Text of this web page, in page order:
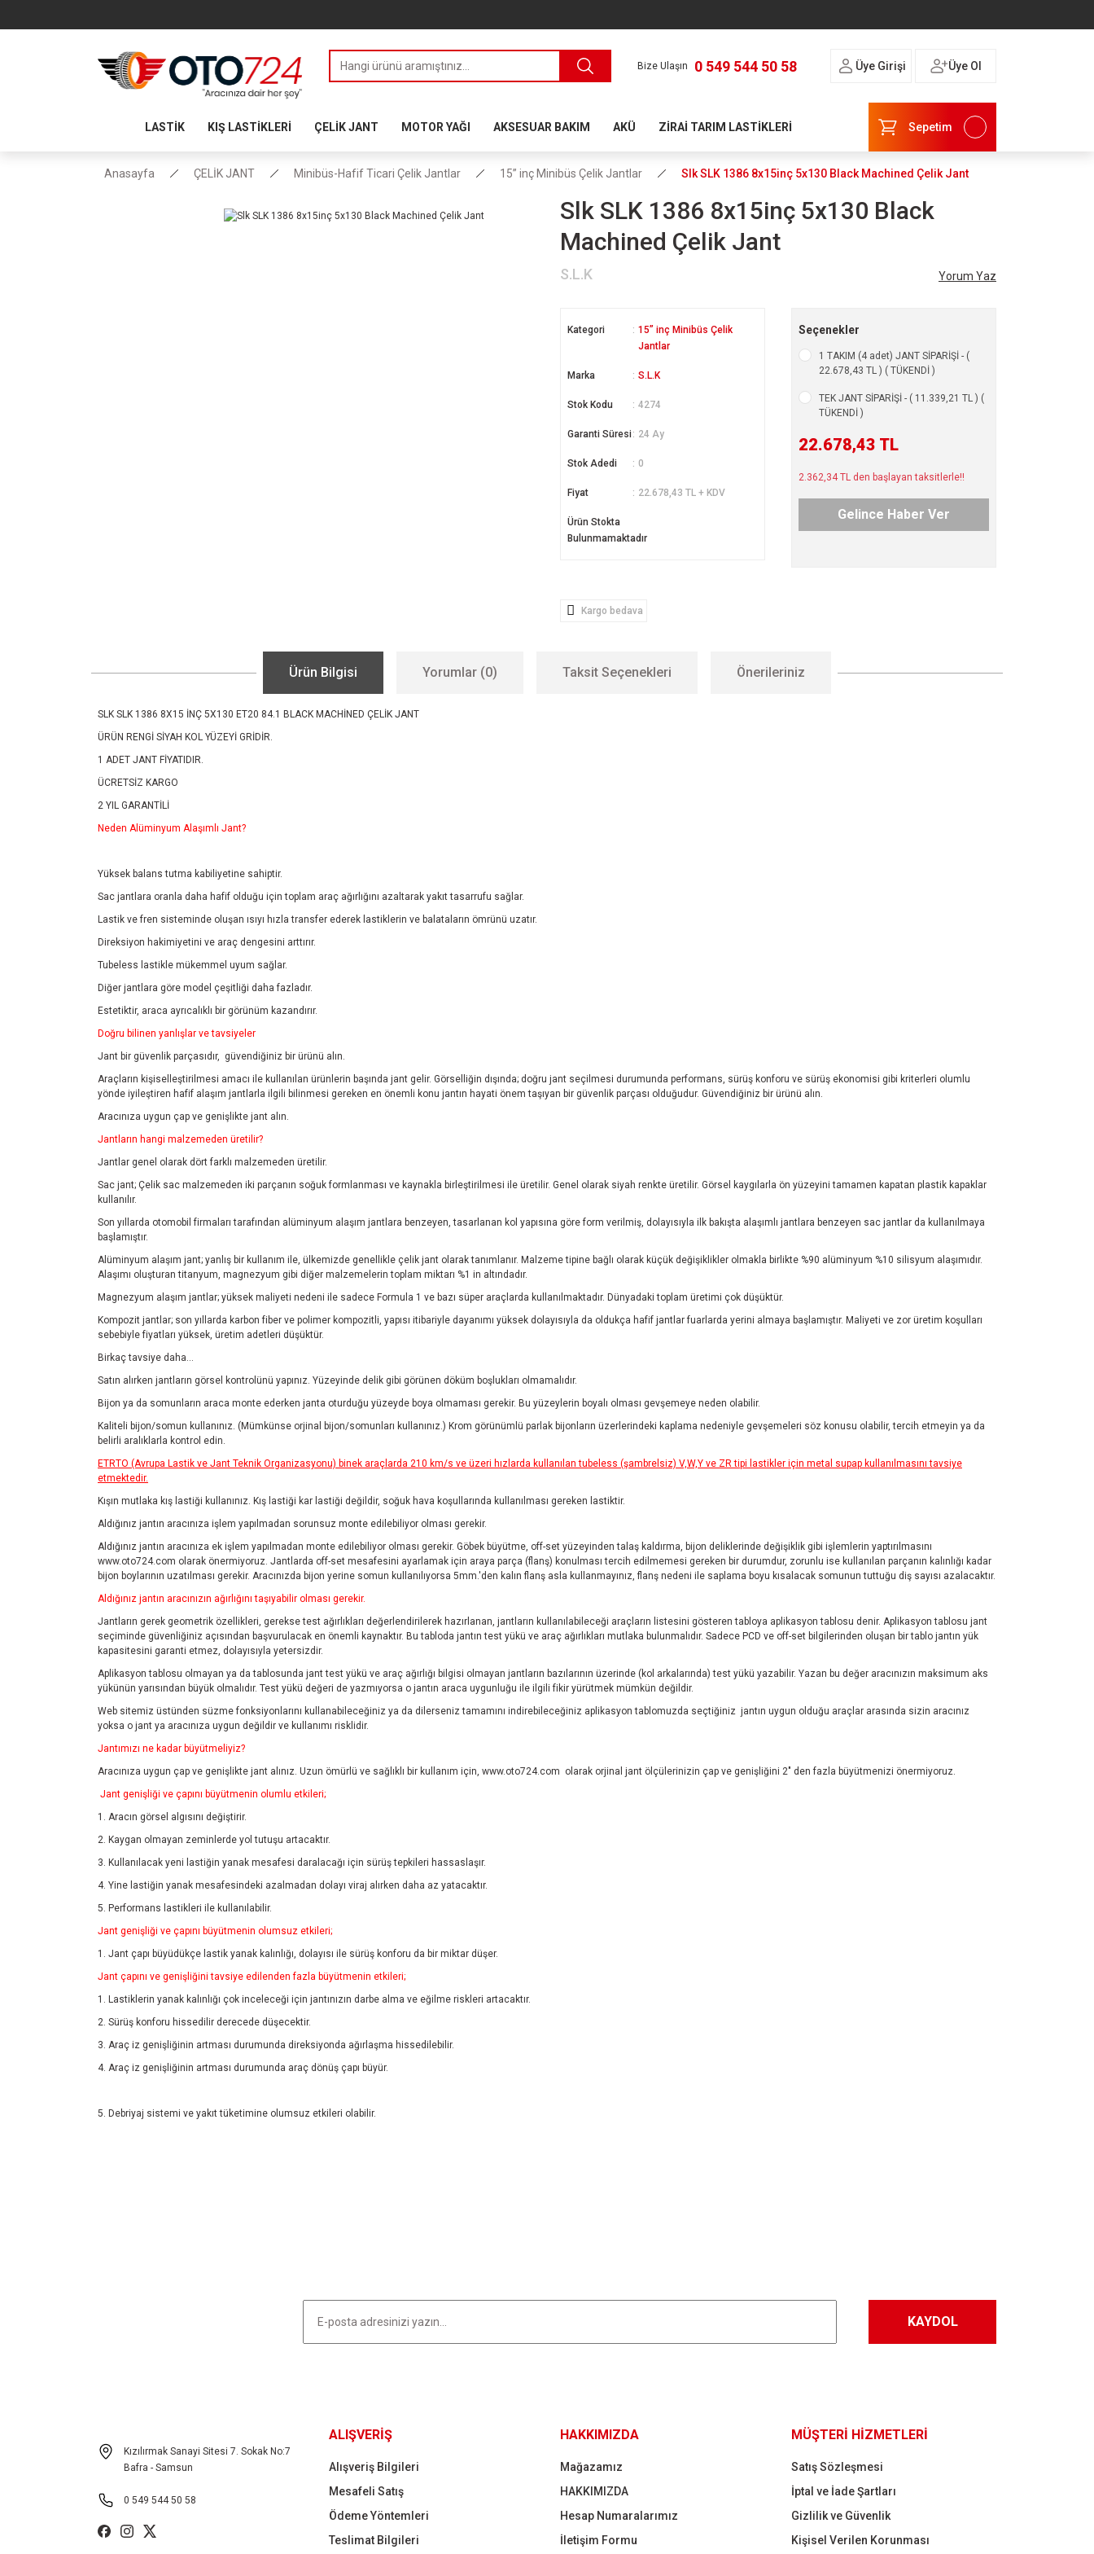
Bize Ulaşın 0 549 544 50 58 Üye Girişi Üye Ol
LASTİK KIŞ LASTİKLERİ ÇELİK JANT MOTOR YAĞI AKSESUAR BAKIM AKÜ ZİRAİ TARIM LASTİKLERİ Sepetim
Anasayfa ÇELİK JANT Minibüs-Hafif Ticari Çelik Jantlar 15” inç Minibüs Çelik Jantlar Slk SLK 1386 8x15inç 5x130 Black Machined Çelik Jant
Slk SLK 1386 8x15inç 5x130 Black
Machined Çelik Jant
S.L.K Yorum Yaz
Kategori
15” inç Minibüs Çelik
Jantlar
Marka S.L.K
Stok Kodu 4274
Garanti Süresi 24 Ay
Stok Adedi 0
Fiyat 22.678,43 TL + KDV
Ürün Stokta
Bulunmamaktadır
Seçenekler
1 TAKIM (4 adet) JANT SİPARİŞİ - (
22.678,43 TL ) ( TÜKENDİ )
TEK JANT SİPARİŞİ - ( 11.339,21 TL ) (
TÜKENDİ )
22.678,43 TL
2.362,34 TL den başlayan taksitlerle!!
Gelince Haber Ver
Kargo bedava
Ürün Bilgisi Yorumlar (0) Taksit Seçenekleri Önerileriniz
SLK SLK 1386 8X15 İNÇ 5X130 ET20 84.1 BLACK MACHİNED ÇELİK JANT
ÜRÜN RENGİ SİYAH KOL YÜZEYİ GRİDİR.
1 ADET JANT FİYATIDIR.
ÜCRETSİZ KARGO
2 YIL GARANTİLİ
Neden Alüminyum Alaşımlı Jant?
Yüksek balans tutma kabiliyetine sahiptir.
Sac jantlara oranla daha hafif olduğu için toplam araç ağırlığını azaltarak yakıt tasarrufu sağlar.
Lastik ve fren sisteminde oluşan ısıyı hızla transfer ederek lastiklerin ve balataların ömrünü uzatır.
Direksiyon hakimiyetini ve araç dengesini arttırır.
Tubeless lastikle mükemmel uyum sağlar.
Diğer jantlara göre model çeşitliği daha fazladır.
Estetiktir, araca ayrıcalıklı bir görünüm kazandırır.
Doğru bilinen yanlışlar ve tavsiyeler
Jant bir güvenlik parçasıdır, güvendiğiniz bir ürünü alın.
Araçların kişiselleştirilmesi amacı ile kullanılan ürünlerin başında jant gelir. Görselliğin dışında; doğru jant seçilmesi durumunda performans, sürüş konforu ve sürüş ekonomisi gibi kriterleri olumlu
yönde iyileştiren hafif alaşım jantlarla ilgili bilinmesi gereken en önemli konu jantın hayati önem taşıyan bir güvenlik parçası olduğudur. Güvendiğiniz bir ürünü alın.
Aracınıza uygun çap ve genişlikte jant alın.
Jantların hangi malzemeden üretilir?
Jantlar genel olarak dört farklı malzemeden üretilir.
Sac jant; Çelik sac malzemeden iki parçanın soğuk formlanması ve kaynakla birleştirilmesi ile üretilir. Genel olarak siyah renkte üretilir. Görsel kaygılarla ön yüzeyini tamamen kapatan plastik kapaklar
kullanılır.
Son yıllarda otomobil firmaları tarafından alüminyum alaşım jantlara benzeyen, tasarlanan kol yapısına göre form verilmiş, dolayısıyla ilk bakışta alaşımlı jantlara benzeyen sac jantlar da kullanılmaya
başlamıştır.
Alüminyum alaşım jant; yanlış bir kullanım ile, ülkemizde genellikle çelik jant olarak tanımlanır. Malzeme tipine bağlı olarak küçük değişiklikler olmakla birlikte %90 alüminyum %10 silisyum alaşımıdır.
Alaşımı oluşturan titanyum, magnezyum gibi diğer malzemelerin toplam miktarı %1 in altındadır.
Magnezyum alaşım jantlar; yüksek maliyeti nedeni ile sadece Formula 1 ve bazı süper araçlarda kullanılmaktadır. Dünyadaki toplam üretimi çok düşüktür.
Kompozit jantlar; son yıllarda karbon fiber ve polimer kompozitli, yapısı itibariyle dayanımı yüksek dolayısıyla da oldukça hafif jantlar fuarlarda yerini almaya başlamıştır. Maliyeti ve zor üretim koşulları
sebebiyle fiyatları yüksek, üretim adetleri düşüktür.
Birkaç tavsiye daha...
Satın alırken jantların görsel kontrolünü yapınız. Yüzeyinde delik gibi görünen döküm boşlukları olmamalıdır.
Bijon ya da somunların araca monte ederken janta oturduğu yüzeyde boya olmaması gerekir. Bu yüzeylerin boyalı olması gevşemeye neden olabilir.
Kaliteli bijon/somun kullanınız. (Mümkünse orjinal bijon/somunları kullanınız.) Krom görünümlü parlak bijonların üzerlerindeki kaplama nedeniyle gevşemeleri söz konusu olabilir, tercih etmeyin ya da
belirli aralıklarla kontrol edin.
ETRTO (Avrupa Lastik ve Jant Teknik Organizasyonu) binek araçlarda 210 km/s ve üzeri hızlarda kullanılan tubeless (şambrelsiz) V,W,Y ve ZR tipi lastikler için metal supap kullanılmasını tavsiye
etmektedir.
Kışın mutlaka kış lastiği kullanınız. Kış lastiği kar lastiği değildir, soğuk hava koşullarında kullanılması gereken lastiktir.
Aldığınız jantın aracınıza işlem yapılmadan sorunsuz monte edilebiliyor olması gerekir.
Aldığınız jantın aracınıza ek işlem yapılmadan monte edilebiliyor olması gerekir. Göbek büyütme, off-set yüzeyinden talaş kaldırma, bijon deliklerinde değişiklik gibi işlemlerin yaptırılmasını
www.oto724.com olarak önermiyoruz. Jantlarda off-set mesafesini ayarlamak için araya parça (flanş) konulması tercih edilmemesi gereken bir durumdur, zorunlu ise kullanılan parçanın kalınlığı kadar
bijon boylarının uzatılması gerekir. Aracınızda bijon yerine somun kullanılıyorsa 5mm.'den kalın flanş asla kullanmayınız, flanş nedeni ile saplama boyu kısalacak somunun tuttuğu diş sayısı azalacaktır.
Aldığınız jantın aracınızın ağırlığını taşıyabilir olması gerekir.
Jantların gerek geometrik özellikleri, gerekse test ağırlıkları değerlendirilerek hazırlanan, jantların kullanılabileceği araçların listesini gösteren tabloya aplikasyon tablosu denir. Aplikasyon tablosu jant
seçiminde güvenliğiniz açısından başvurulacak en önemli kaynaktır. Bu tabloda jantın test yükü ve araç ağırlıkları mutlaka bulunmalıdır. Sadece PCD ve off-set bilgilerinden oluşan bir tablo jantın yük
kapasitesini garanti etmez, dolayısıyla yetersizdir.
Aplikasyon tablosu olmayan ya da tablosunda jant test yükü ve araç ağırlığı bilgisi olmayan jantların bazılarının üzerinde (kol arkalarında) test yükü yazabilir. Yazan bu değer aracınızın maksimum aks
yükünün yarısından büyük olmalıdır. Test yükü değeri de yazmıyorsa o jantın araca uygunluğu ile ilgili fikir yürütmek mümkün değildir.
Web sitemiz üstünden süzme fonksiyonlarını kullanabileceğiniz ya da dilerseniz tamamını indirebileceğiniz aplikasyon tablomuzda seçtiğiniz jantın uygun olduğu araçlar arasında sizin aracınız
yoksa o jant ya aracınıza uygun değildir ve kullanımı risklidir.
Jantımızı ne kadar büyütmeliyiz?
Aracınıza uygun çap ve genişlikte jant alınız. Uzun ömürlü ve sağlıklı bir kullanım için, www.oto724.com olarak orjinal jant ölçülerinizin çap ve genişliğini 2" den fazla büyütmenizi önermiyoruz.
Jant genişliği ve çapını büyütmenin olumlu etkileri;
1. Aracın görsel algısını değiştirir.
2. Kaygan olmayan zeminlerde yol tutuşu artacaktır.
3. Kullanılacak yeni lastiğin yanak mesafesi daralacağı için sürüş tepkileri hassaslaşır.
4. Yine lastiğin yanak mesafesindeki azalmadan dolayı viraj alırken daha az yatacaktır.
5. Performans lastikleri ile kullanılabilir.
Jant genişliği ve çapını büyütmenin olumsuz etkileri;
1. Jant çapı büyüdükçe lastik yanak kalınlığı, dolayısı ile sürüş konforu da bir miktar düşer.
Jant çapını ve genişliğini tavsiye edilenden fazla büyütmenin etkileri;
1. Lastiklerin yanak kalınlığı çok inceleceği için jantınızın darbe alma ve eğilme riskleri artacaktır.
2. Sürüş konforu hissedilir derecede düşecektir.
3. Araç iz genişliğinin artması durumunda direksiyonda ağırlaşma hissedilebilir.
4. Araç iz genişliğinin artması durumunda araç dönüş çapı büyür.
5. Debriyaj sistemi ve yakıt tüketimine olumsuz etkileri olabilir.
KAYDOL
Kızılırmak Sanayi Sitesi 7. Sokak No:7
Bafra - Samsun
0 549 544 50 58
ALIŞVERİŞ
Alışveriş Bilgileri
Mesafeli Satış
Ödeme Yöntemleri
Teslimat Bilgileri
HAKKIMIZDA
Mağazamız
HAKKIMIZDA
Hesap Numaralarımız
İletişim Formu
MÜŞTERİ HİZMETLERİ
Satış Sözleşmesi
İptal ve İade Şartları
Gizlilik ve Güvenlik
Kişisel Verilen Korunması